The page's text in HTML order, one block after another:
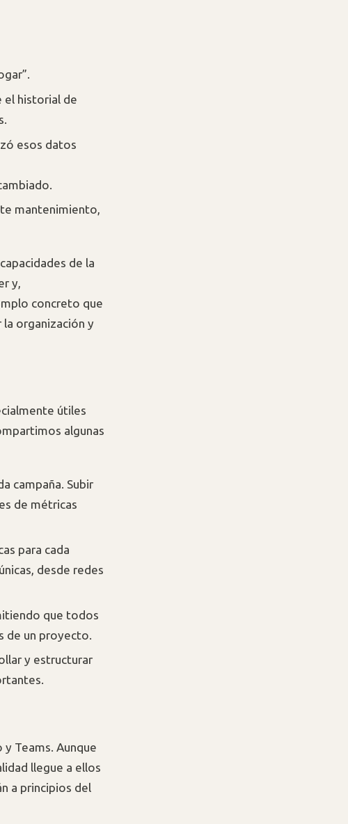
el historial de
esos datos
mantenimiento,
de la
y,
concreto que
organización y
útiles
algunas
campaña. Subir
de métricas
para cada
desde redes
que todos
de un proyecto.
y estructurar
Teams. Aunque
llegue a ellos
a principios del